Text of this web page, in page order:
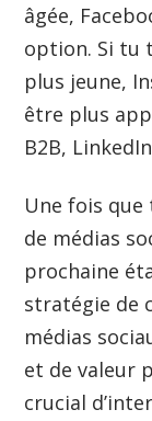
âgée,
option. Si tu
plus jeune,
être plus
B2B,
Une fois
de médias
prochaine
stratégie de
médias
et de valeur
crucial